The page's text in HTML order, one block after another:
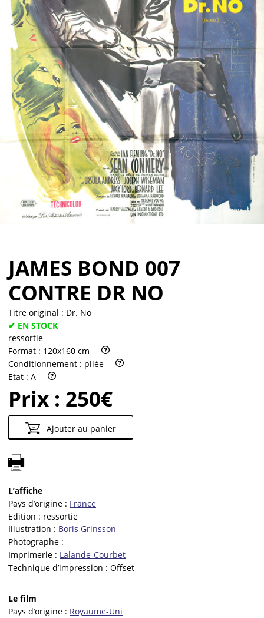
Vendre
JAMES BOND 007
CONTRE DR NO
Titre original : Dr. No
✔ EN STOCK
ressortie
Format : 120x160 cm
Conditionnement : pliée
Etat : A
Prix : 250€
Ajouter au panier
L’affiche
Pays d’origine : France
Edition : ressortie
Illustration : Boris Grinsson
Photographe :
Imprimerie : Lalande-Courbet
Technique d’impression : Offset
Le film
Pays d’origine : Royaume-Uni